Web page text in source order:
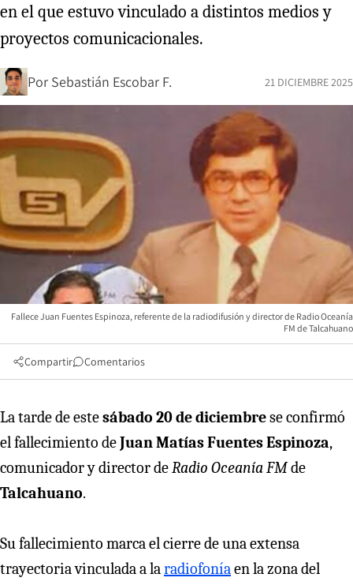
en el que estuvo vinculado a distintos medios y
proyectos comunicacionales.
Por Sebastián Escobar F. 21 DICIEMBRE 2025
Fallece Juan Fuentes Espinoza, referente de la radiodifusión y director de Radio Oceanía
FM de Talcahuano
Compartir Comentarios
La tarde de estesábado 20 de diciembrese confirmó
el fallecimiento deJuan Matías Fuentes Espinoza,
comunicador y director deRadio Oceanía FMde
Talcahuano.
Su fallecimiento marca el cierre de una extensa
trayectoria vinculada a laradiofoníaen la zona del